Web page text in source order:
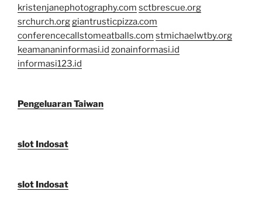
kristenjanephotography.com sctbrescue.org
srchurch.orggiantrusticpizza.com
conferencecallstomeatballs.com stmichaelwtby.org
keamananinformasi.id zonainformasi.id
informasi123.id
Pengeluaran Taiwan
slot Indosat
slot Indosat